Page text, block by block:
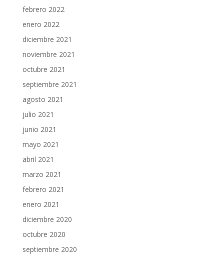
febrero 2022
enero 2022
diciembre 2021
noviembre 2021
octubre 2021
septiembre 2021
agosto 2021
julio 2021
junio 2021
mayo 2021
abril 2021
marzo 2021
febrero 2021
enero 2021
diciembre 2020
octubre 2020
septiembre 2020